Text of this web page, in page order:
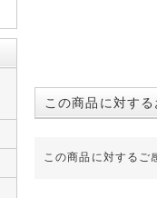
この商品に対す
この商品に対するご